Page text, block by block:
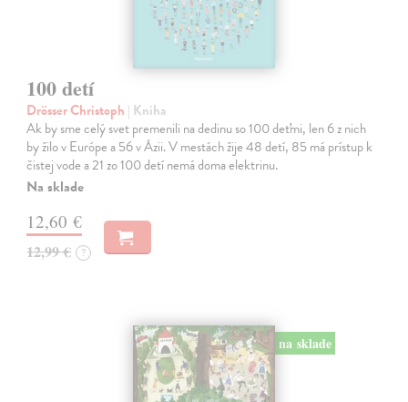
100 detí
Drösser Christoph | Kniha
Ak by sme celý svet premenili na dedinu so 100 deťmi, len 6 z nich
by žilo v Európe a 56 v Ázii. V mestách žije 48 detí, 85 má prístup k
čistej vode a 21 zo 100 detí nemá doma elektrinu.
Na sklade
12,60 €
12,99 € ?
na sklade